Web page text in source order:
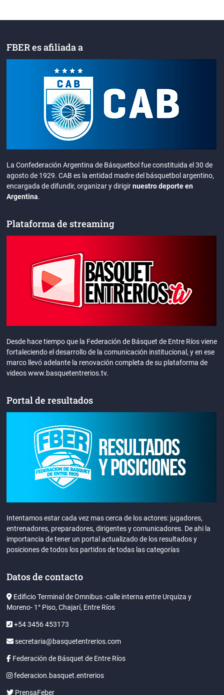
FBER es afiliada a
La Confederación Argentina de Básquetbol fue constituida el 30 de
agosto de 1929. CAB es la entidad madre del básquetbol argentino,
encargada de difundir, organizar y dirigirnuestro deporte en
Argentina.
Plataforma de streaming
Desde hace tiempo que la Federación de Básquet de Entre Ríos viene
fortaleciendo el desarrollo de la comunicación institucional, y en ese
marco llevó adelante la renovación completa de su plataforma de
videos www.basquetentrerios.tv.
Portal de resultados
Intentamos estar cada vez mas cerca de los actores: jugadores,
entrenadores, preparadores, dirigentes y comunicadores. De ahi la
importancia de tener un portal actualizado de los resultados y
posiciones de todos los partidos de todas las categorías
Datos de contacto
Edificio Terminal de Omnibus -calle interna entre Urquiza y
Moreno- 1° Piso, Chajarí, Entre Ríos
+54 3456 453173
secretaria@basquetentrerios.com
Federación de Básquet de Entre Ríos
federacion.basquet.entrerios
PrensaFeber